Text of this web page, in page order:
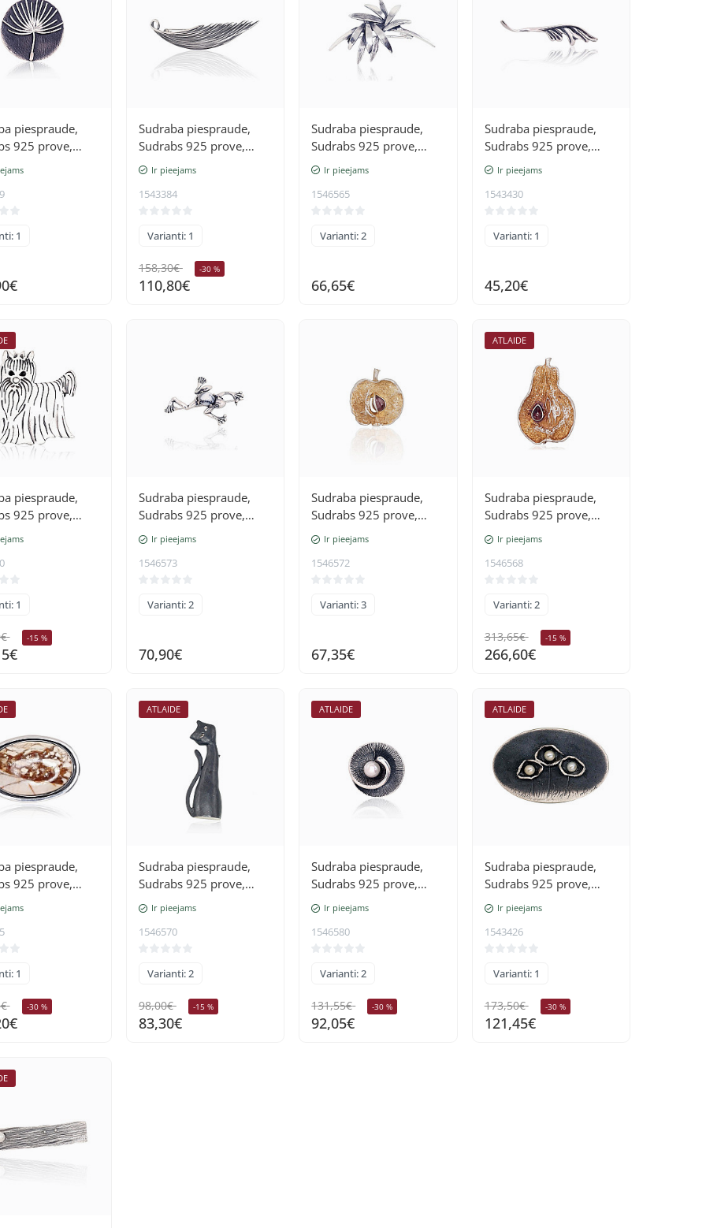
piespraude,
925 prove,
1
Sudraba piespraude,
Sudrabs 925 prove,
oksids (pārklājums)
Ir pieejams
1543384
Varianti: 1
158,30€ -30 %
110,80€
Sudraba piespraude,
Sudrabs 925 prove,
oksids (pārklājums)
Ir pieejams
1546565
Varianti: 2
66,65€
Sudraba piespraude,
Sudrabs 925 prove,
oksids (pārklājums)
Ir pieejams
1543430
Varianti: 1
45,20€
piespraude,
925 prove,
1
-15 %
Sudraba piespraude,
Sudrabs 925 prove,
oksids (pārklājums),
Dendriskais Ahāts
Ir pieejams
1546573
Varianti: 2
70,90€
Sudraba piespraude,
Sudrabs 925 prove,
oksids (pārklājums),
Granāts
Ir pieejams
1546572
Varianti: 3
67,35€
ATLAIDE
Sudraba piespraude,
Sudrabs 925 prove,
oksids (pārklājums),
Granāts
Ir pieejams
1546568
Varianti: 2
313,65€ -15 %
266,60€
piespraude,
925 prove,
1
-30 %
ATLAIDE
Sudraba piespraude,
Sudrabs 925 prove,
oksids (pārklājums),
Kristāli
Ir pieejams
1546570
Varianti: 2
98,00€ -15 %
83,30€
ATLAIDE
Sudraba piespraude,
Sudrabs 925 prove,
oksids (pārklājums),
Pērles
Ir pieejams
1546580
Varianti: 2
131,55€ -30 %
92,05€
ATLAIDE
Sudraba piespraude,
Sudrabs 925 prove,
oksids (pārklājums),
Pērles
Ir pieejams
1543426
Varianti: 1
173,50€ -30 %
121,45€